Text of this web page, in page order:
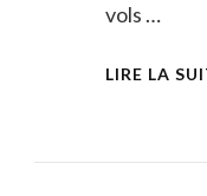
vols …
LIRE LA